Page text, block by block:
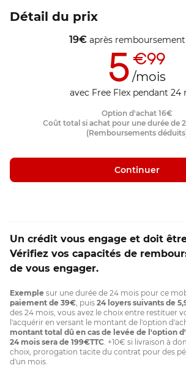
Détail du prix
19€après remboursement
5 €99
/mois
avec Free Flex pendant 24
Option d'achat 16€
Coût total si achat pour une durée de
(Remboursements
Continuer
Un crédit vous engage et doit
Vérifiez vos capacités de
de vous engager.
Exemple sur une durée de 24 mois pour ce
paiement de 39€, puis 24 loyers suivants de
des 24 mois, vous avez le choix entre restituer
l'acquérir en versant le montant de l'option
montant total dû en cas de levée de l'option
24 mois sera de 199€TTC. +10€ si livraison à
choix, prorogation tacite du contrat pour des
d'un mois.